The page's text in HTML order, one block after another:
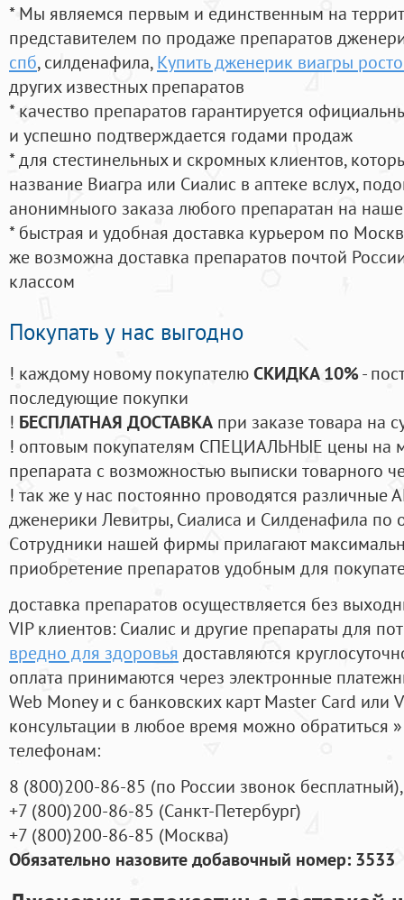
* Мы являемся первым и единственным на
представителем по продаже препаратов
спб, силденафила, Купить дженерик виагры
других известных препаратов
* качество препаратов гарантируется
и успешно подтверждается годами продаж
* для стестинельных и скромных клиентов,
название Виагра или Сиалис в аптеке вслух,
анонимныого заказа любого препаратан на
* быстрая и удобная доставка курьером по
же возможна доставка препаратов почтой
классом
Покупать у нас выгодно
! каждому новому покупателюСКИДКА 10%-
последующие покупки
! БЕСПЛАТНАЯ ДОСТАВКА при заказе товара на
! оптовым покупателям СПЕЦИАЛЬНЫЕ цены на
препарата с возможностью выписки товарного
! так же у нас постоянно проводятся
дженерики Левитры, Сиалиса и Силденафила по
Cотрудники нашей фирмы прилагают
приобретение препаратов удобным для
доставка препаратов осуществляется без
VIP клиентов: Сиалис и другие препараты для
вредно для здоровья доставляются
оплата принимаются через электронные
Web Money и с банковских карт Master Card или
консультации в любое время можно обратиться
телефонам:
8 (800)200-86-85 (по России звонок бесплатный),
+7 (800)200-86-85 (Санкт-Петербург)
+7 (800)200-86-85 (Москва)
Обязательно назовите добавочный номер: 3533